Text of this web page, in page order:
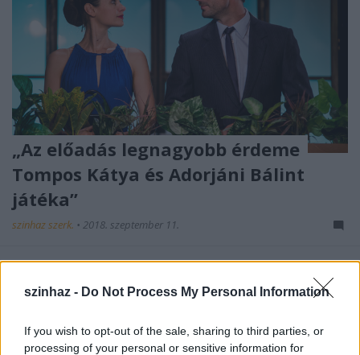
szinhaz - Do Not Process My Personal Information
If you wish to opt-out of the sale, sharing to third parties, or
processing of your personal or sensitive information for
„Az előadás legnagyobb érdeme
Tompos Kátya és Adorjáni Bálint
játéka”
szinhaz szerk. • 2018. szeptember 11.
Villáminterjú Kocsis Gergellyel, a Varsói melódia
rendezőjével, aki egy fájdalmas szerelem történetét
állította színpadra.